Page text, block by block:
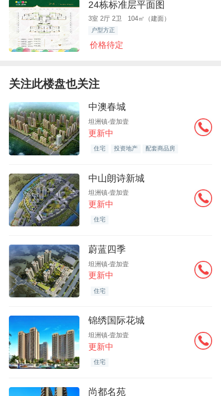
24栋标准层平面图
3室 2厅 2卫 104㎡（建面）
户型方正
价格待定
关注此楼盘也关注
中澳春城
坦洲镇-壹加壹
更新中
住宅 投资地产 配套商品房
中山朗诗新城
坦洲镇-壹加壹
更新中
住宅
蔚蓝四季
坦洲镇-壹加壹
更新中
住宅
锦绣国际花城
坦洲镇-壹加壹
更新中
住宅
尚都名苑